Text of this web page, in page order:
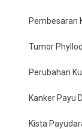
Pembesaran
Tumor
Perubahan
Kanker Payu
Kista